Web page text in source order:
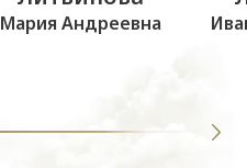
Мария Андреевна